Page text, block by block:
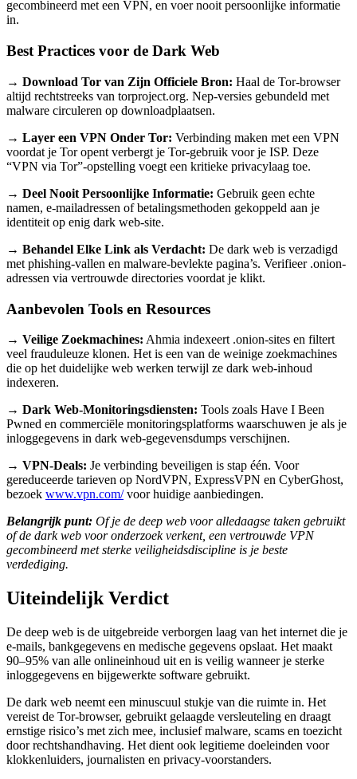
gecombineerd met een VPN, en voer nooit persoonlijke informatie
in.
Best Practices voor de Dark Web
→ Download Tor van Zijn Officiele Bron: Haal de Tor-browser
altijd rechtstreeks van torproject.org. Nep-versies gebundeld met
malware circuleren op downloadplaatsen.
→ Layer een VPN Onder Tor: Verbinding maken met een VPN
voordat je Tor opent verbergt je Tor-gebruik voor je ISP. Deze
“VPN via Tor”-opstelling voegt een kritieke privacylaag toe.
→ Deel Nooit Persoonlijke Informatie: Gebruik geen echte
namen, e-mailadressen of betalingsmethoden gekoppeld aan je
identiteit op enig dark web-site.
→ Behandel Elke Link als Verdacht: De dark web is verzadigd
met phishing-vallen en malware-bevlekte pagina’s. Verifieer .onion-
adressen via vertrouwde directories voordat je klikt.
Aanbevolen Tools en Resources
→ Veilige Zoekmachines: Ahmia indexeert .onion-sites en filtert
veel frauduleuze klonen. Het is een van de weinige zoekmachines
die op het duidelijke web werken terwijl ze dark web-inhoud
indexeren.
→ Dark Web-Monitoringsdiensten: Tools zoals Have I Been
Pwned en commerciële monitoringsplatforms waarschuwen je als je
inloggegevens in dark web-gegevensdumps verschijnen.
→ VPN-Deals: Je verbinding beveiligen is stap één. Voor
gereduceerde tarieven op NordVPN, ExpressVPN en CyberGhost,
bezoek www.vpn.com/voor huidige aanbiedingen.
Belangrijk punt: Of je de deep web voor alledaagse taken gebruikt
of de dark web voor onderzoek verkent, een vertrouwde VPN
gecombineerd met sterke veiligheidsdiscipline is je beste
verdediging.
Uiteindelijk Verdict
De deep web is de uitgebreide verborgen laag van het internet die je
e-mails, bankgegevens en medische gegevens opslaat. Het maakt
90–95% van alle onlineinhoud uit en is veilig wanneer je sterke
inloggegevens en bijgewerkte software gebruikt.
De dark web neemt een minuscuul stukje van die ruimte in. Het
vereist de Tor-browser, gebruikt gelaagde versleuteling en draagt
ernstige risico’s met zich mee, inclusief malware, scams en toezicht
door rechtshandhaving. Het dient ook legitieme doeleinden voor
klokkenluiders, journalisten en privacy-voorstanders.